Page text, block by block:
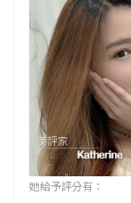
她給予評分有：